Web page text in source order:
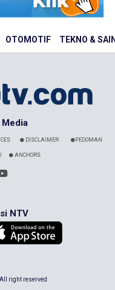
OTOMOTIF TEKNO &
Januari 1970
DISCLAIMER PEDOMAN
ANCHORS
NTV
right reserved